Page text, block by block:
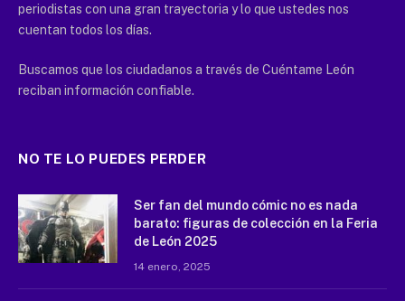
periodistas con una gran trayectoria y lo que ustedes nos
cuentan todos los días.
Buscamos que los ciudadanos a través de Cuéntame León
reciban información confiable.
NO TE LO PUEDES PERDER
Ser fan del mundo cómic no es nada
barato: figuras de colección en la Feria
de León 2025
14 enero, 2025